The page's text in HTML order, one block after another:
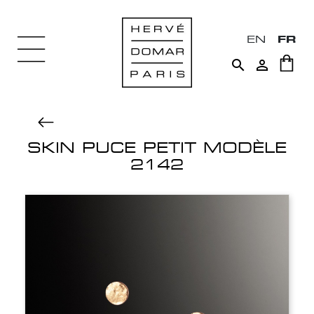
EN FR
 
SKIN PUCE PETIT MODÈLE
2142